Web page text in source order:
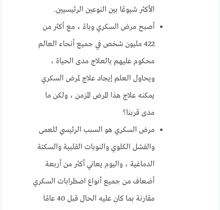
الأكثر شيوعًا بين النوعين الرئيسيين.
أصبح مرض السكري وباءً ، مع أكثر من
422 مليون شخص في جميع أنحاء العالم
محكوم عليهم بالعلاج مدى الحياة ،
ويحاول العلم إيجاد علاج لمرض السكري
يمكنه علاج هذا المرض المزمن ، ولكن ما
مدى قربنا؟
مرض السكري هو السبب الرئيسي للعمى
والفشل الكلوي والنوبات القلبية والسكتة
الدماغية ، واليوم يعاني أكثر من أربعة
أضعاف من جميع أنواع اضطرابات السكري
مقارنة بما كان عليه الحال قبل 40 عامًا